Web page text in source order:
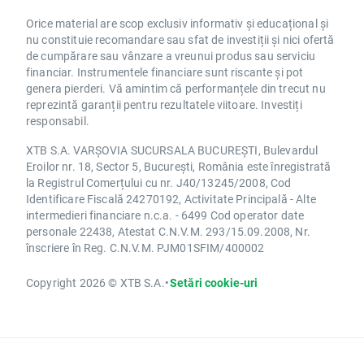
Orice material are scop exclusiv informativ și educațional și
nu constituie recomandare sau sfat de investiții și nici ofertă
de cumpărare sau vânzare a vreunui produs sau serviciu
financiar. Instrumentele financiare sunt riscante și pot
genera pierderi. Vă amintim că performanțele din trecut nu
reprezintă garanții pentru rezultatele viitoare. Investiți
responsabil.
XTB S.A. VARȘOVIA SUCURSALA BUCUREȘTI, Bulevardul
Eroilor nr. 18, Sector 5, București, România este înregistrată
la Registrul Comerțului cu nr. J40/13245/2008, Cod
Identificare Fiscală 24270192, Activitate Principală - Alte
intermedieri financiare n.c.a. - 6499 Cod operator date
personale 22438, Atestat C.N.V.M. 293/15.09.2008, Nr.
înscriere în Reg. C.N.V.M. PJM01SFIM/400002
Copyright 2026 © XTB S.A.•Setări cookie-uri